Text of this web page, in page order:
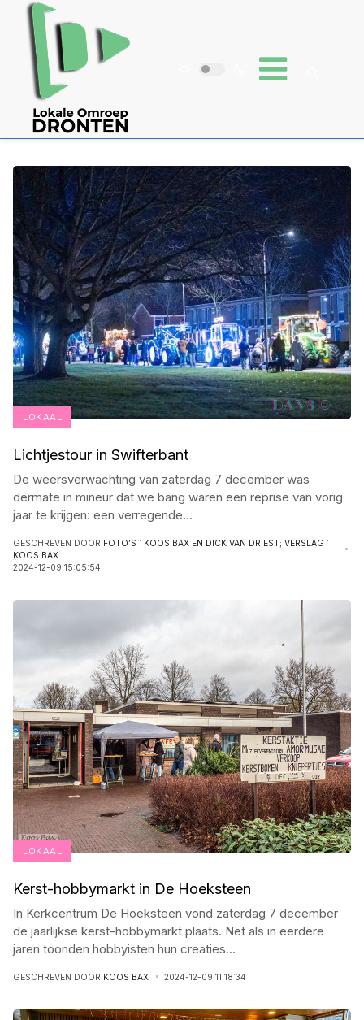
LOKAAL
Lichtjestour in Swifterbant
De weersverwachting van zaterdag 7 december was
dermate in mineur dat we bang waren een reprise van vorig
jaar te krijgen: een verregende...
GESCHREVEN DOOR FOTO’S : KOOS BAX EN DICK VAN DRIEST; VERSLAG :
KOOS BAX
2024-12-09 15:05:54
LOKAAL
Kerst-hobbymarkt in De Hoeksteen
In Kerkcentrum De Hoeksteen vond zaterdag 7 december
de jaarlijkse kerst-hobbymarkt plaats. Net als in eerdere
jaren toonden hobbyisten hun creaties...
GESCHREVEN DOOR KOOS BAX 2024-12-09 11:18:34